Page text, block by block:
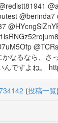
なるなら、
んですよね。
(投稿一覧)